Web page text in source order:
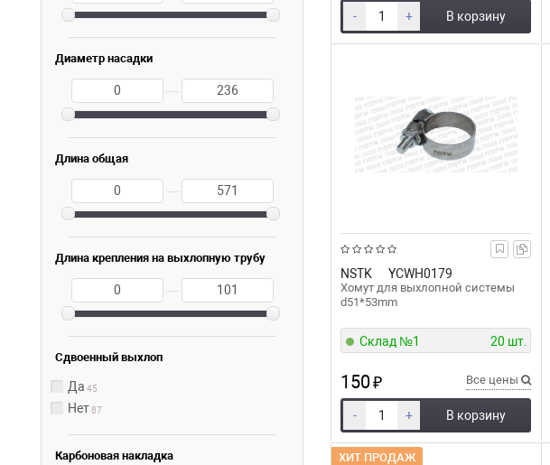
Диаметр насадки
—
Длина общая
—
Длина крепления на выхлопную трубу
—
Сдвоенный выхлоп
Да 45
Нет87
Карбоновая накладка
- + В корзину
NSTK YCWH0179
Хомут для выхлопной системы
d51*53mm
Склад №1 20 шт.
150₽ Все цены
- + В корзину
ХИТ ПРОДАЖ